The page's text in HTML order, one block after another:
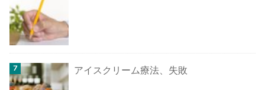
アイスクリーム療法、失敗